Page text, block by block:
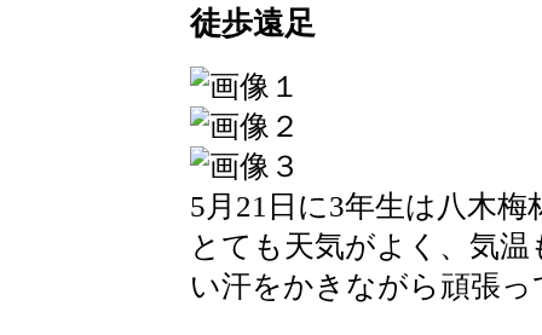
徒歩遠足
5月21日に3年生は八木
とても天気がよく、気
い汗をかきながら頑張